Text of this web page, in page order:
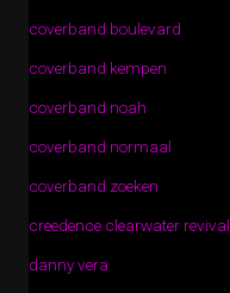
coverband boulevard
coverband kempen
coverband noah
coverband normaal
coverband zoeken
creedence clearwater revival
danny vera